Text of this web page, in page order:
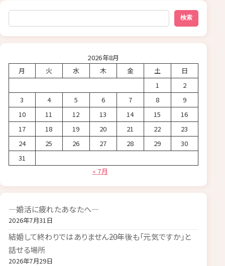
検索
検索
2026年8月
月
火 水 木 金 土
日
1
2
3
4 5 6 7 8
9
10
11 12 13 14 15
16
17
18 19 20 21 22
23
24
25 26 27 28 29
30
31
« 7月
―婚活に疲れたあなたへ―
2026年7月31日
結婚して終わりではありません――20年後も「元気ですか」と
話せる場所
2026年7月29日